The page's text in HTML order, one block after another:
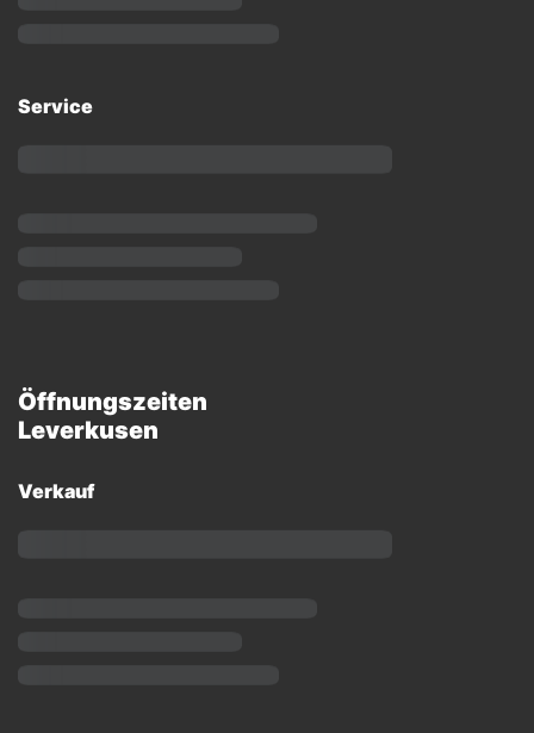
Service
Öffnungszeiten
Leverkusen
Verkauf